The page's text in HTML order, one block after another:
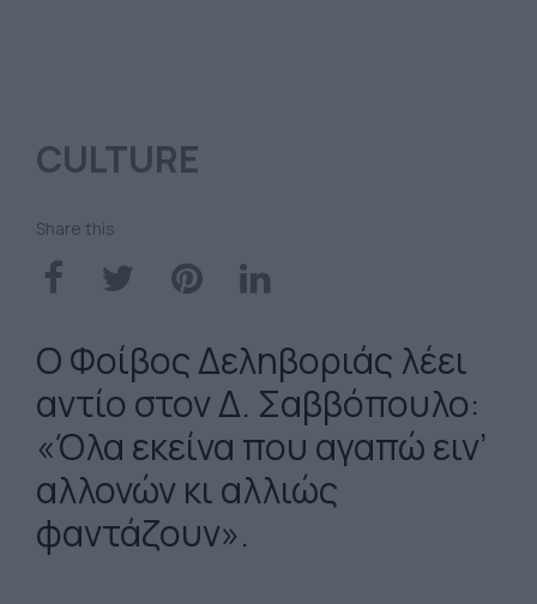
CULTURE
Share this
Ο Φοίβος Δεληβοριάς λέει
αντίο στον Δ. Σαββόπουλο:
«Όλα εκείνα που αγαπώ ειν’
αλλονών κι αλλιώς
φαντάζουν».